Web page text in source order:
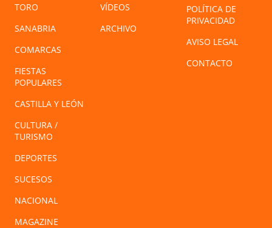
TORO
SANABRIA
COMARCAS
FIESTAS
POPULARES
CASTILLA Y LEÓN
CULTURA /
TURISMO
DEPORTES
SUCESOS
NACIONAL
MAGAZINE
VÍDEOS
ARCHIVO
POLÍTICA DE
PRIVACIDAD
AVISO LEGAL
CONTACTO